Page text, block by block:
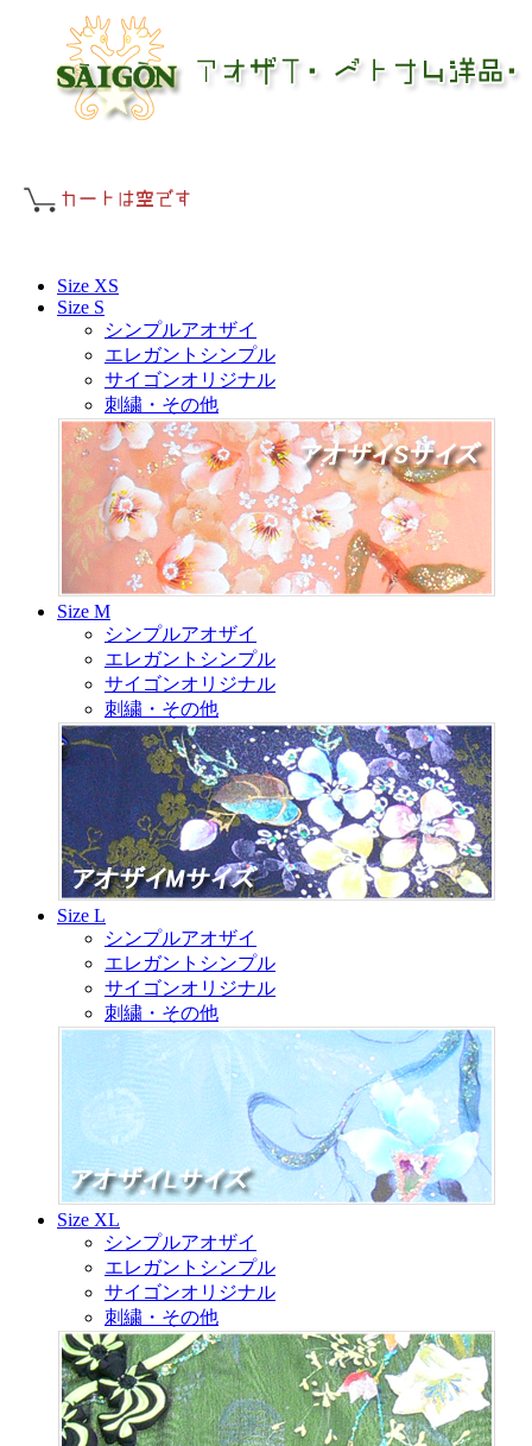
Size XS
Size S
シンプルアオザイ
エレガントシンプル
サイゴンオリジナル
刺繍・その他
Size M
シンプルアオザイ
エレガントシンプル
サイゴンオリジナル
刺繍・その他
Size L
シンプルアオザイ
エレガントシンプル
サイゴンオリジナル
刺繍・その他
Size XL
シンプルアオザイ
エレガントシンプル
サイゴンオリジナル
刺繍・その他